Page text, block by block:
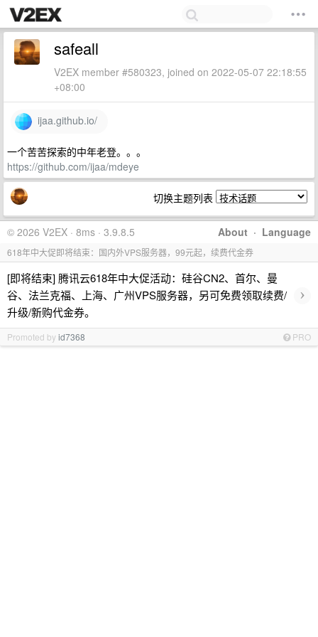
safeall
V2EX member #580323, joined on 2022-05-07 22:18:55
+08:00
ijaa.github.io/
一个苦苦探索的中年老登。。。
https://github.com/ijaa/mdeye
切换主题列表
About · Language
© 2026 V2EX · 8ms · 3.9.8.5
618年中大促即将结束：国内外VPS服务器，99元起，续费代金券
[即将结束] 腾讯云618年中大促活动：硅谷CN2、首尔、曼
谷、法兰克福、上海、广州VPS服务器，另可免费领取续费/
升级/新购代金券。
›
Promoted byid7368 PRO